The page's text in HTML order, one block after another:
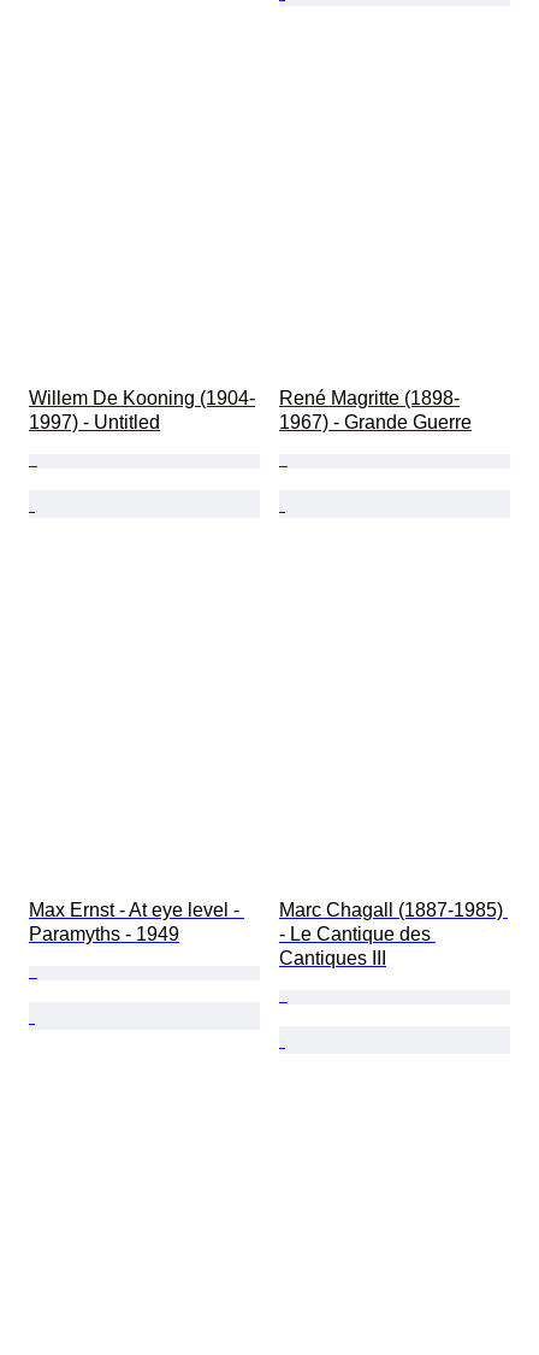
Willem De Kooning (1904-
1997) - Untitled
René Magritte (1898-
1967) - Grande Guerre
Max Ernst - At eye level -
Paramyths - 1949
Marc Chagall (1887-1985)
- Le Cantique des
Cantiques III